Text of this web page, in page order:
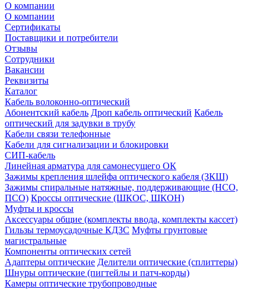
О компании
О компании
Сертификаты
Поставщики и потребители
Отзывы
Сотрудники
Вакансии
Реквизиты
Каталог
Кабель волоконно-оптический
Абонентский кабель Дроп кабель оптический Кабель
оптический для задувки в трубу
Кабели связи телефонные
Кабели для сигнализации и блокировки
СИП-кабель
Линейная арматура для самонесущего ОК
Зажимы крепления шлейфа оптического кабеля (ЗКШ)
Зажимы спиральные натяжные, поддерживающие (НСО,
ПСО) Кроссы оптические (ШКОС, ШКОН)
Муфты и кроссы
Аксессуары общие (комплекты ввода, комплекты кассет)
Гильзы термоусадочные КДЗС Муфты грунтовые
магистральные
Компоненты оптических сетей
Адаптеры оптические Делители оптические (сплиттеры)
Шнуры оптические (пигтейлы и патч-корды)
Камеры оптические трубопроводные